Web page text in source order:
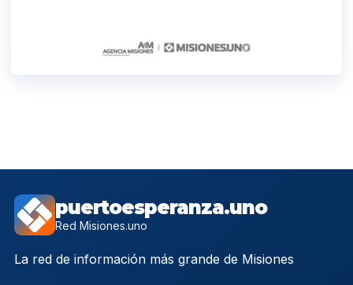
puertoesperanza.uno
Red Misiones.uno
La red de información más grande de Misiones